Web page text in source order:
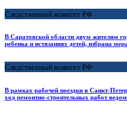
Следственный комитет РФ
В Саратовской области двум жителям
ребенка и истязаниях детей, избрана
Следственный комитет РФ
В рамках рабочей поездки в Санкт-
ход ремонтно-строительных работ